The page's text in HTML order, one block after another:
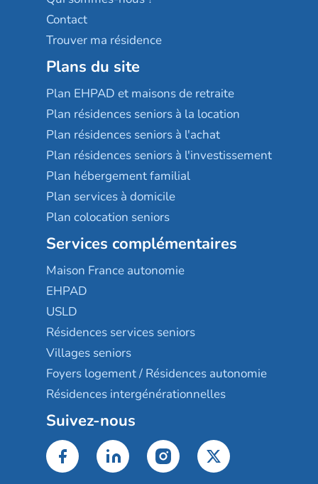
Contact
Trouver ma résidence
Plans du site
Plan EHPAD et maisons de retraite
Plan résidences seniors à la location
Plan résidences seniors à l'achat
Plan résidences seniors à l'investissement
Plan hébergement familial
Plan services à domicile
Plan colocation seniors
Services complémentaires
Maison France autonomie
EHPAD
USLD
Résidences services seniors
Villages seniors
Foyers logement / Résidences autonomie
Résidences intergénérationnelles
Suivez-nous